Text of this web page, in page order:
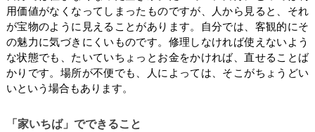
用価値がなくなってしまったものですが、人から見ると、それ
が宝物のように見えることがあります。自分では、客観的にそ
の魅力に気づきにくいものです。修理しなければ使えないよう
な状態でも、たいていちょっとお金をかければ、直せることば
かりです。場所が不便でも、人によっては、そこがちょうどい
いという場合もあります。
「家いちば」でできること